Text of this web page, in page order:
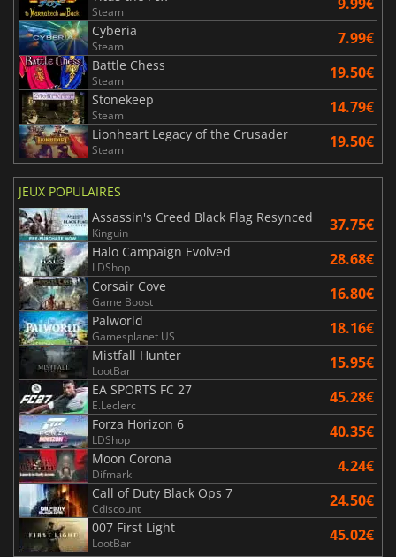
Steam
Cyberia
Steam 7.99€
Battle Chess
Steam 19.50€
Stonekeep
Steam 14.79€
Lionheart Legacy of the Crusader
Steam 19.50€
JEUX POPULAIRES
Assassin's Creed Black Flag Resynced
Kinguin 37.75€
Halo Campaign Evolved
LDShop 28.68€
Corsair Cove
Game Boost 16.80€
Palworld
Gamesplanet US 18.16€
Mistfall Hunter
LootBar 15.95€
EA SPORTS FC 27
E.Leclerc 45.28€
Forza Horizon 6
LDShop 40.35€
Moon Corona
Difmark 4.24€
Call of Duty Black Ops 7
Cdiscount 24.50€
007 First Light
LootBar 45.02€